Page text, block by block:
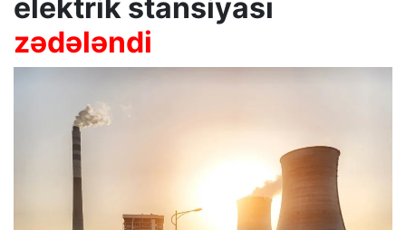
elektrik stansiyası
zədələndi